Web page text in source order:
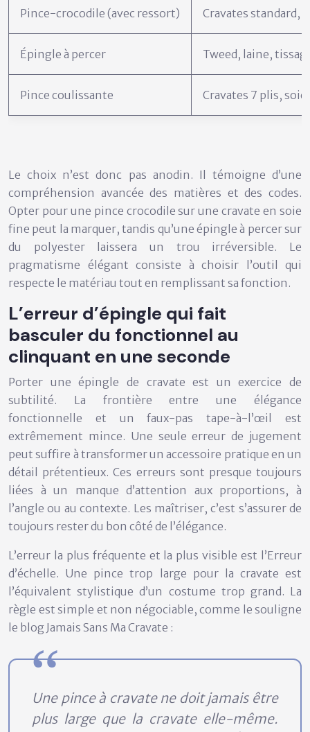
Pince-crocodile (avec ressort) Cravates standard,
Épingle à percer Tweed, laine,
Pince coulissante Cravates 7 plis,
Le choix n’est donc pas anodin. Il témoigne d’une
compréhension avancée des matières et des codes.
Opter pour une pince crocodile sur une cravate en soie
fine peut la marquer, tandis qu’une épingle à percer sur
du polyester laissera un trou irréversible. Le
pragmatisme élégant consiste à choisir l’outil qui
respecte le matériau tout en remplissant sa fonction.
L’erreur d’épingle qui fait
basculer du fonctionnel au
clinquant en une seconde
Porter une épingle de cravate est un exercice de
subtilité. La frontière entre une élégance
fonctionnelle et un faux-pas tape-à-l’œil est
extrêmement mince. Une seule erreur de jugement
peut suffire à transformer un accessoire pratique en un
détail prétentieux. Ces erreurs sont presque toujours
liées à un manque d’attention aux proportions, à
l’angle ou au contexte. Les maîtriser, c’est s’assurer de
toujours rester du bon côté de l’élégance.
L’erreur la plus fréquente et la plus visible est l’Erreur
d’échelle. Une pince trop large pour la cravate est
l’équivalent stylistique d’un costume trop grand. La
règle est simple et non négociable, comme le souligne
le blog Jamais Sans Ma Cravate :
Une pince à cravate ne doit jamais être
plus large que la cravate elle-même.